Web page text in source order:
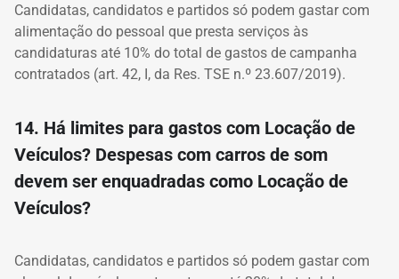
Candidatas, candidatos e partidos só podem gastar com
alimentação do pessoal que presta serviços às
candidaturas até 10% do total de gastos de campanha
contratados (art. 42, I, da Res. TSE n.º 23.607/2019).
14. Há limites para gastos com Locação de
Veículos? Despesas com carros de som
devem ser enquadradas como Locação de
Veículos?
Candidatas, candidatos e partidos só podem gastar com